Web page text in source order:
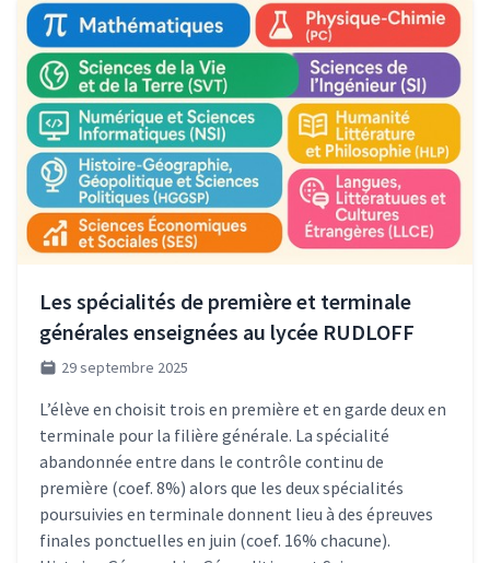
Les spécialités de première et terminale
générales enseignées au lycée RUDLOFF
29 septembre 2025
L’élève en choisit trois en première et en garde deux en
terminale pour la filière générale. La spécialité
abandonnée entre dans le contrôle continu de
première (coef. 8%) alors que les deux spécialités
poursuivies en terminale donnent lieu à des épreuves
finales ponctuelles en juin (coef. 16% chacune).